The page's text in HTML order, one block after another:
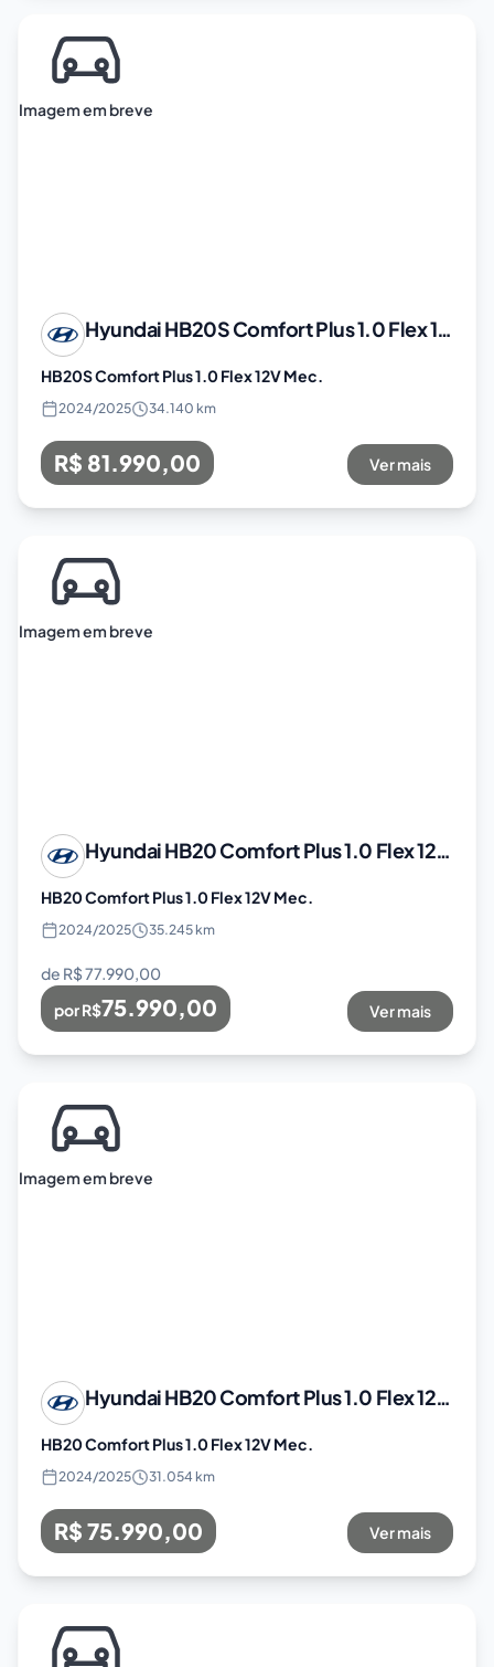
Imagem em breve
HyundaiHB20S Comfort Plus 1.0 Flex 12V Mec.
HB20S Comfort Plus 1.0 Flex 12V Mec.
2024/2025 34.140 km
R$ 81.990,00 Ver mais
Imagem em breve
HyundaiHB20 Comfort Plus 1.0 Flex 12V Mec.
HB20 Comfort Plus 1.0 Flex 12V Mec.
2024/2025 35.245 km
de R$77.990,00
por R$75.990,00 Ver mais
Imagem em breve
HyundaiHB20 Comfort Plus 1.0 Flex 12V Mec.
HB20 Comfort Plus 1.0 Flex 12V Mec.
2024/2025 31.054 km
R$ 75.990,00 Ver mais